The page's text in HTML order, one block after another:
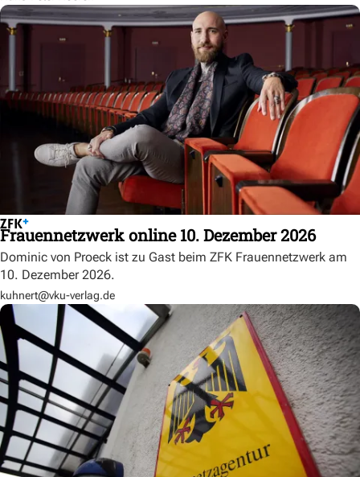
Frauennetzwerk online 10. Dezember 2026
Dominic von Proeck ist zu Gast beim ZFK Frauennetzwerk am
10. Dezember 2026.
kuhnert@vku-verlag.de